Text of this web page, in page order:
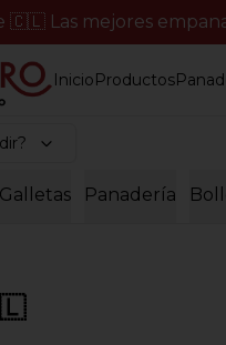
🇨🇱 Las mejores
InicioProductos
Galletas Panadería